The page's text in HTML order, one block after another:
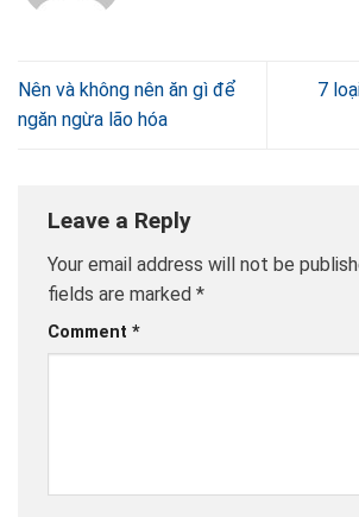
Nên và không nên ăn gì để
ngăn ngừa lão hóa
7
Leave a Reply
Your email address will not be
fields are marked *
Comment *